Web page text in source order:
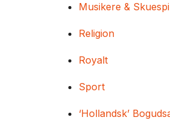
Musikere &
Religion
Royalt
Sport
‘Hollandsk’